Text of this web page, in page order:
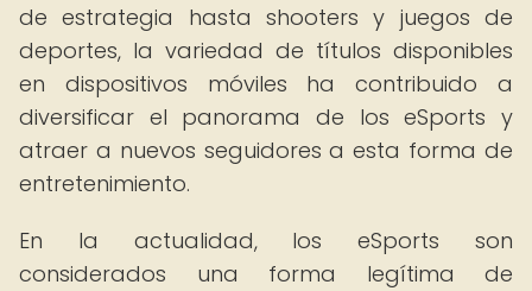
de estrategia hasta shooters y juegos de
deportes, la variedad de títulos disponibles
en dispositivos móviles ha contribuido a
diversificar el panorama de los eSports y
atraer a nuevos seguidores a esta forma de
entretenimiento.
En la actualidad, los eSports son
considerados una forma legítima de